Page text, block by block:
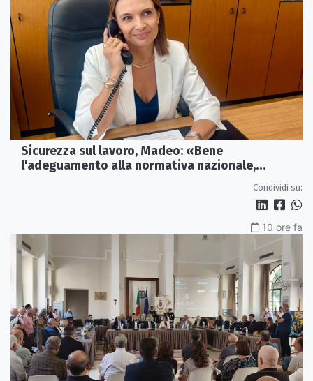
Sicurezza sul lavoro, Madeo: «Bene
l'adeguamento alla normativa nazionale,
Condividi su:
10 ore fa